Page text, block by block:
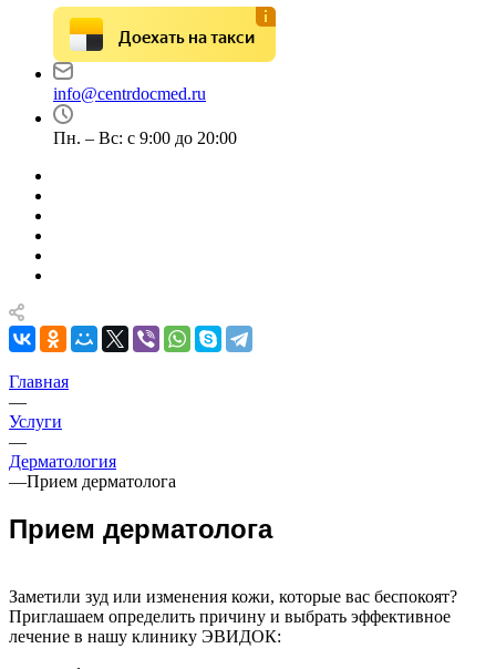
Доехать на такси
info@centrdocmed.ru
Пн. – Вс: с 9:00 до 20:00
Главная
—
Услуги
—
Дерматология
—Прием дерматолога
Прием дерматолога
Заметили зуд или изменения кожи, которые вас беспокоят?
Приглашаем определить причину и выбрать эффективное
лечение в нашу клинику ЭВИДОК: